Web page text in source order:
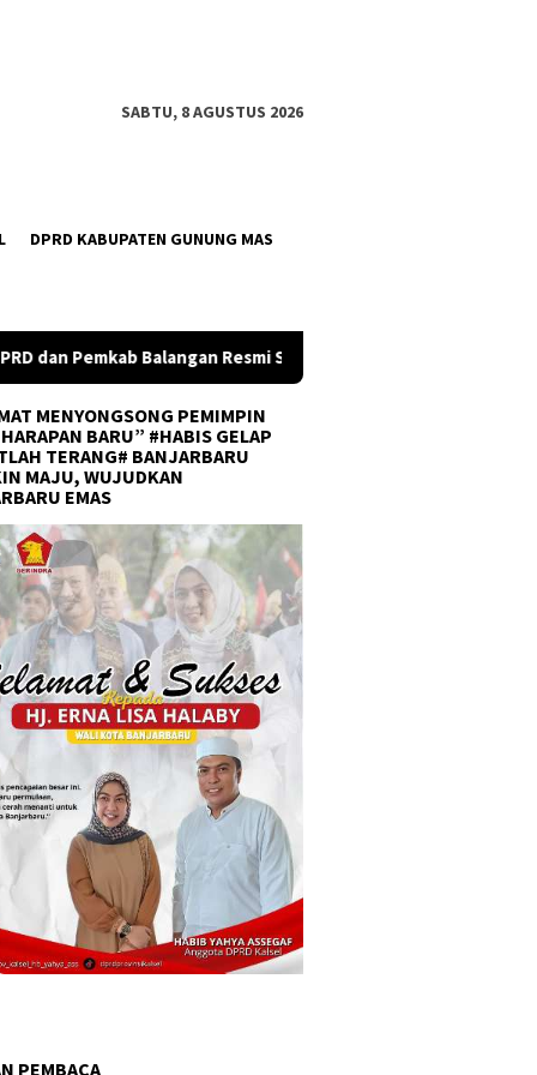
SABTU, 8 AGUSTUS 2026
DPRD KABUPATEN GUNUNG MAS
Resmi Setujui Raperda Perubahan APBD 2026
MENYONGSONG PEMIMPIN
BARU” #HABIS GELAP
TERANG# BANJARBARU
MAJU, WUJUDKAN
EMAS
PEMBACA